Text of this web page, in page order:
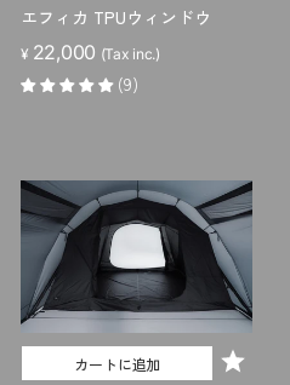
エフィカ TPUウィンドウ
¥ 22,000 (Tax inc.)
(9)
カートに追加